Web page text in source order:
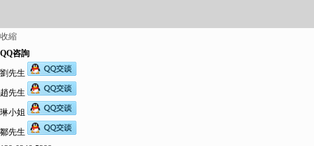
收縮
QQ咨詢
劉先生
趙先生
琳小姐
鄒先生